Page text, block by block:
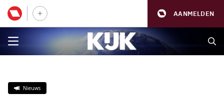
AANMELDEN
Nieuws